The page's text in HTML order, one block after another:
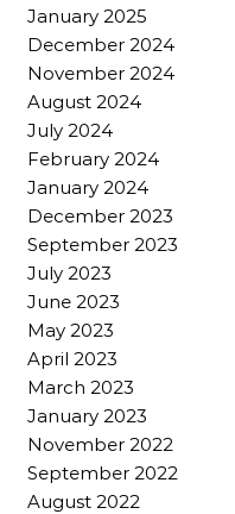
January 2025
December 2024
November 2024
August 2024
July 2024
February 2024
January 2024
December 2023
September 2023
July 2023
June 2023
May 2023
April 2023
March 2023
January 2023
November 2022
September 2022
August 2022